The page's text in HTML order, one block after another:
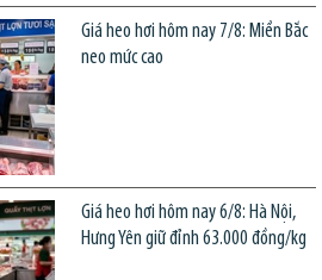
Giá heo hơi hôm nay 7/8: Miền Bắc
neo mức cao
Giá heo hơi hôm nay 6/8: Hà Nội,
Hưng Yên giữ đỉnh 63.000 đồng/kg